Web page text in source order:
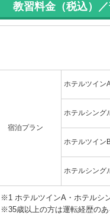
教習料金（税込）／
宿泊プラン
ホテルツイン
ホテルシング
ホテルツイン
ホテルシング
※1 ホテルツインA・ホテルシ
※35歳以上の方は運転経歴のあ